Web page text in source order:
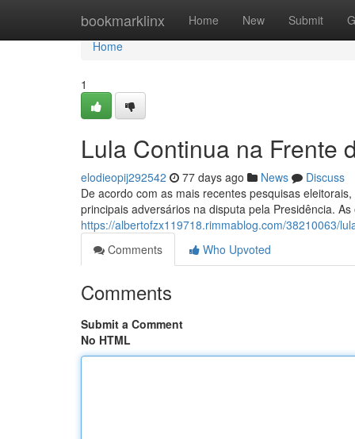
bookmarklinx Home New Submit
Home
Home
1
Lula Continua na Frente
elodieopij292542 77 days ago News
Discuss
De acordo com as mais recentes pesquisas
principais adversários na disputa pela Presidência.
https://albertofzx119718.rimmablog.com/38210063/
Comments
Who Upvoted
Comments
Submit a Comment
No HTML